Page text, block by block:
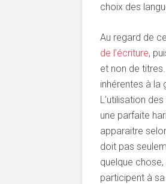
choix des
Au regard de
de l’écriture,
et non de
inhérentes à la
L’utilisation
une parfaite
apparaitre
doit pas
quelque
participent à